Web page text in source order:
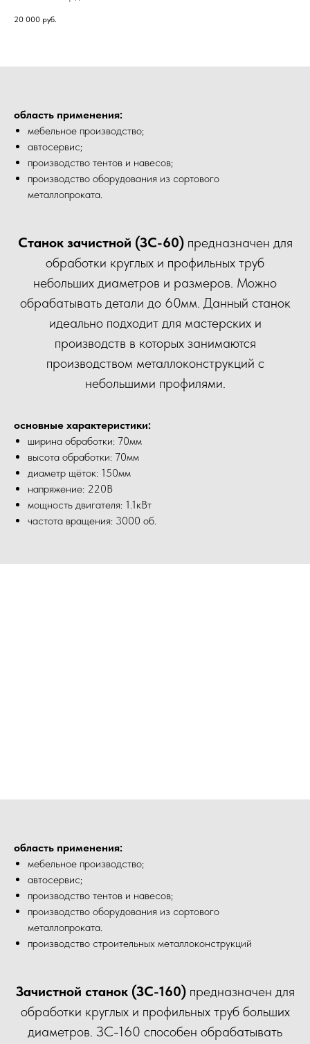
20 000 руб.
область применения:
мебельное производство;
автосервис;
производство тентов и навесов;
производство оборудования из сортового
металлопроката.
Станок зачистной (ЗС-60) предназначен для
обработки круглых и профильных труб
небольших диаметров и размеров. Можно
обрабатывать детали до 60мм. Данный станок
идеально подходит для мастерских и
производств в которых занимаются
производством металлоконструкций с
небольшими профилями.
основные характеристики:
ширина обработки: 70мм
высота обработки: 70мм
диаметр щёток: 150мм
напряжение: 220В
мощность двигателя: 1.1кВт
частота вращения: 3000 об.
область применения:
мебельное производство;
автосервис;
производство тентов и навесов;
производство оборудования из сортового
металлопроката.
производство строительных металлоконструкций
Зачистной станок (ЗС-160)предназначен для
обработки круглых и профильных труб больших
диаметров. ЗС-160 способен обрабатывать